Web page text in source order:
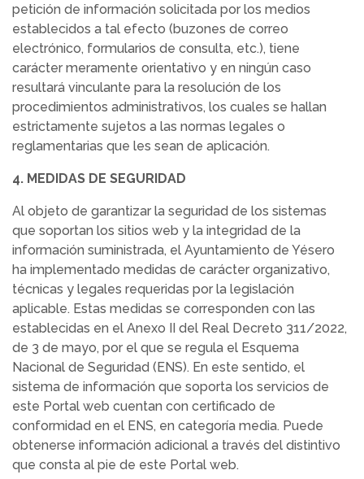
petición de información solicitada por los medios
establecidos a tal efecto (buzones de correo
electrónico, formularios de consulta, etc.), tiene
carácter meramente orientativo y en ningún caso
resultará vinculante para la resolución de los
procedimientos administrativos, los cuales se hallan
estrictamente sujetos a las normas legales o
reglamentarias que les sean de aplicación.
4. MEDIDAS DE SEGURIDAD
Al objeto de garantizar la seguridad de los sistemas
que soportan los sitios web y la integridad de la
información suministrada, el Ayuntamiento de Yésero
ha implementado medidas de carácter organizativo,
técnicas y legales requeridas por la legislación
aplicable. Estas medidas se corresponden con las
establecidas en el Anexo II del Real Decreto 311/2022,
de 3 de mayo, por el que se regula el Esquema
Nacional de Seguridad (ENS). En este sentido, el
sistema de información que soporta los servicios de
este Portal web cuentan con certificado de
conformidad en el ENS, en categoría media. Puede
obtenerse información adicional a través del distintivo
que consta al pie de este Portal web.